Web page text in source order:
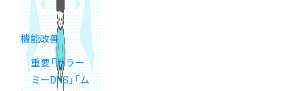
機能改善
重要「カラー
ミーDNS」「ム